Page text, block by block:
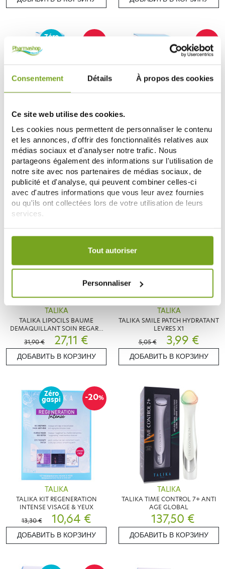
Consentement Détails À propos des cookies
Ce site web utilise des cookies.
Les cookies nous permettent de personnaliser le contenu
et les annonces, d'offrir des fonctionnalités relatives aux
médias sociaux et d'analyser notre trafic. Nous
partageons également des informations sur l'utilisation de
notre site avec nos partenaires de médias sociaux, de
publicité et d'analyse, qui peuvent combiner celles-ci
avec d'autres informations que vous leur avez fournies
ou qu'ils ont collectées lors de votre utilisation de leurs
services.
Votre choix de consentement est conservé pendant une
Tout autoriser
Personnaliser
-20
Zéro
TALIKA
TALIKA SMILE CODE SOIN DUO
ANTI AGE LEVRES ET CONTOUR
2X2.5ML
31,99 € 25,59 €
ДОБАВИТЬ В КОРЗИНУ
-15
TALIKA
TALIKA LIPOCILS EXPERT SERUM
POUSSE ET PIGMENTATION
3.8ML
23,99 € 20,39 €
ДОБАВИТЬ В КОРЗИНУ
TALIKA
TALIKA LIPOCILS BAUME
DEMAQUILLANT SOIN REGARD
30ML
31,90 € 27,11 €
ДОБАВИТЬ В КОРЗИНУ
TALIKA
TALIKA SMILE PATCH HYDRATANT
LEVRES X1
5,05 €
3,99 €
ДОБАВИТЬ В КОРЗИНУ
-20%
Zéro
gaspi
TALIKA
TALIKA KIT REGENERATION
INTENSE VISAGE & YEUX
13,30 €
10,64 €
ДОБАВИТЬ В КОРЗИНУ
TALIKA
TALIKA TIME CONTROL 7+ ANTI
AGE GLOBAL
137,50 €
ДОБАВИТЬ В КОРЗИНУ